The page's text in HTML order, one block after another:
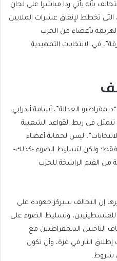
بأنه يأتي ردا مباشرا على لجان
تخطط لإنفاق عشرات الملايين
بأعضاء من الحزب
في الانتخابات التمهيدية
العدالة”، أسامة أندرابي،
تتمثل في ربط القواعد الشعبية
ليس لحماية أعضاء
ولكن لتسليط الضوء -كذلك-
من القيم الراسخة للحزب
إن التحالف سيركز جهوده على
للفلسطينيين، وتسليط الضوء على
الناخبين الديمقراطيين مع
النار في غزة، وأن تكون
شروط.